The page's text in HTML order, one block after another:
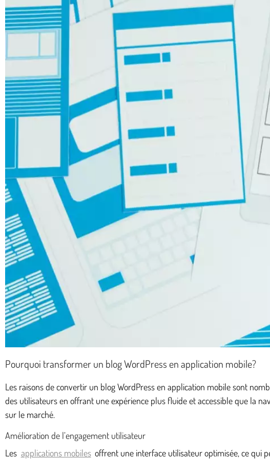
Pourquoi transformer un blog WordPress en application mobile?
Les raisons de convertir un blog WordPress en application mobile sont
des utilisateurs en offrant une expérience plus fluide et accessible que la
sur le marché.
Amélioration de l’engagement utilisateur
Les applications mobiles offrent une interface utilisateur optimisée, ce qui